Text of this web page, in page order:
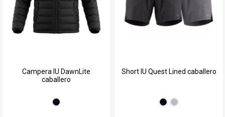
Campera IU DawnLite
caballero
Short IU Quest Lined caballero